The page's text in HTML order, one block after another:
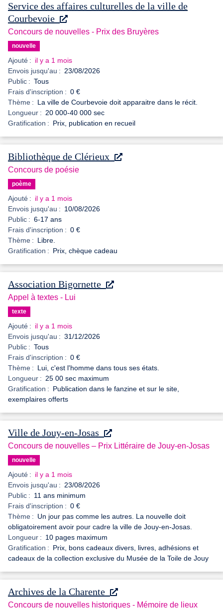
Service des affaires culturelles de la ville de
Courbevoie
Concours de nouvelles - Prix des Bruyères
nouvelle
Ajouté : il y a 1 mois
Envois jusqu'au : 23/08/2026
Public : Tous
Frais d'inscription : 0 €
Thème : La ville de Courbevoie doit apparaitre dans le récit.
Longueur : 20 000-40 000 sec
Gratification : Prix, publication en recueil
Bibliothèque de Clérieux
Concours de poésie
poème
Ajouté : il y a 1 mois
Envois jusqu'au : 10/08/2026
Public : 6-17 ans
Frais d'inscription : 0 €
Thème : Libre.
Gratification : Prix, chèque cadeau
Association Bigornette
Appel à textes - Lui
texte
Ajouté : il y a 1 mois
Envois jusqu'au : 31/12/2026
Public : Tous
Frais d'inscription : 0 €
Thème : Lui, c'est l'homme dans tous ses états.
Longueur : 25 00 sec maximum
Gratification : Publication dans le fanzine et sur le site,
exemplaires offerts
Ville de Jouy-en-Josas
Concours de nouvelles – Prix Littéraire de Jouy-en-Josas
nouvelle
Ajouté : il y a 1 mois
Envois jusqu'au : 23/08/2026
Public : 11 ans minimum
Frais d'inscription : 0 €
Thème : Un jour pas comme les autres. La nouvelle doit
obligatoirement avoir pour cadre la ville de Jouy-en-Josas.
Longueur : 10 pages maximum
Gratification : Prix, bons cadeaux divers, livres, adhésions et
cadeaux de la collection exclusive du Musée de la Toile de Jouy
Archives de la Charente
Concours de nouvelles historiques - Mémoire de lieux